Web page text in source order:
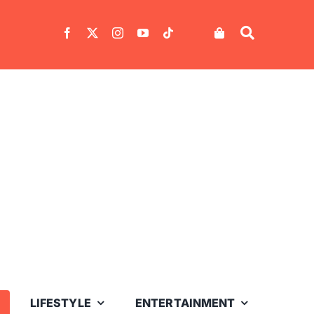
LIFESTYLE ENTERTAINMENT